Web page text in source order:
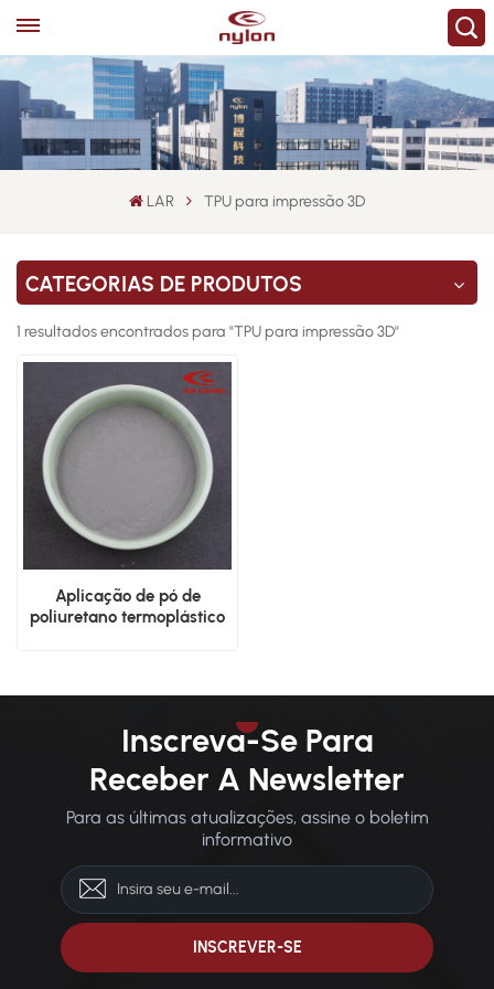
LAR TPU para impressão 3D
CATEGORIAS DE PRODUTOS
1 resultados encontrados para "TPU para impressão 3D"
Aplicação de pó de
poliuretano termoplástico
Inscreva-Se Para
Receber A Newsletter
Para as últimas atualizações, assine o boletim
informativo